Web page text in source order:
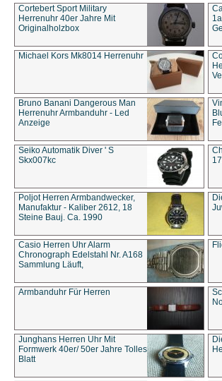
Cortebert Sport Military
Herrenuhr 40er Jahre Mit
Originalholzbox
Michael Kors Mk8014 Herrenuhr
Bruno Banani Dangerous Man
Herrenuhr Armbanduhr - Led
Anzeige
Seiko Automatik Diver ' S
Skx007kc
Poljot Herren Armbandwecker,
Manufaktur - Kaliber 2612, 18
Steine Bauj. Ca. 1990
Casio Herren Uhr Alarm
Chronograph Edelstahl Nr. A168
Sammlung Läuft,
Armbanduhr Für Herren
Junghans Herren Uhr Mit
Formwerk 40er/ 50er Jahre Tolles
Blatt